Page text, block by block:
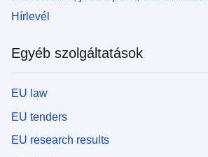
Hírlevél
Egyéb szolgáltatások
EU law
EU tenders
EU research results